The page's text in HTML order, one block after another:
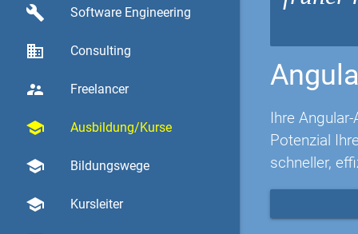
build Software Engineering
business Consulting
supervisor_account Freelancer
school Ausbildung/Kurse
school Bildungswege
school Kursleiter
Ihre
Potenzial
schneller,